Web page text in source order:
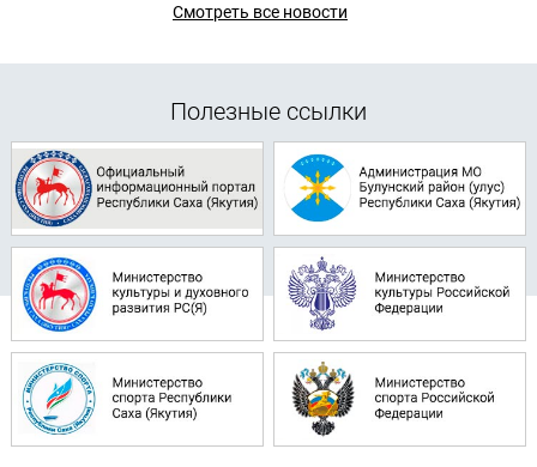
Смотреть все новости
Полезные ссылки